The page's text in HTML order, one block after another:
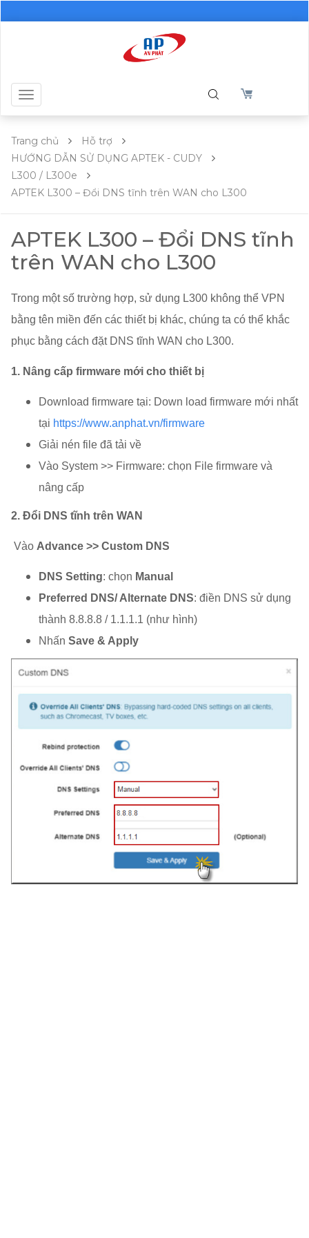
Toggle
navigation
Trang chủ
Hỗ trợ
HƯỚNG DẪN SỬ DỤNG APTEK - CUDY
L300 / L300e
APTEK L300 – Đổi DNS tĩnh trên WAN cho L300
APTEK L300 – Đổi DNS tĩnh
trên WAN cho L300
Trong một số trường hợp, sử dụng L300 không thể VPN
bằng tên miền đến các thiết bị khác, chúng ta có thể khắc
phục bằng cách đặt DNS tĩnh WAN cho L300.
1. Nâng cấp firmware mới cho thiết bị
Download firmware tại: Down load firmware mới nhất
tại https://www.anphat.vn/firmware
Giải nén file đã tải về
Vào System >> Firmware: chọn File firmware và
nâng cấp
2. Đổi DNS tĩnh trên WAN
Vào Advance >> Custom DNS
DNS Setting: chọn Manual
Preferred DNS/ Alternate DNS: điền DNS sử dụng
thành 8.8.8.8 / 1.1.1.1 (như hình)
Nhấn Save & Apply